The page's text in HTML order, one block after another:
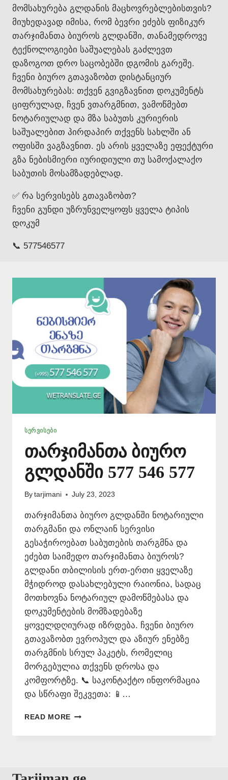
მომსახურება გლდანის მაცხოვრებლებისთვის?
მიუხედავად იმისა, რომ ბევრი ეძებს ფიზიკურ
თარჯიმანთა ბიუროს გლდანში, თანამედროვე
ტექნოლოგიები საშუალებას გაძლევთ
დაზოგოთ დრო საცობებში დგომის გარეშე.
ჩვენი ბიურო გთავაზობთ დისტანციურ
მომსახურებას: თქვენ გვიგზავნით დოკუმენტს
ციფრულად, ჩვენ ვთარგმნით, ვამოწმებთ
ნოტარიულად და მზა საბუთს კურიერის
საშუალებით პირდაპირ თქვენს სახლში ან
ოფისში ვაგზავნით. ეს არის ყველაზე ეფექტური
გზა ნებისმიერი იურიდიული თუ სამოქალაქო
საბუთის მოსამზადებლად.
✅ რა სერვისებს გთავაზობთ?
ჩვენი გუნდი უზრუნველყოფს ყველა ტიპის
დოკუმ
📞 577546577
ᲡᲔᲠᲕᲘᲡᲔᲑᲘ
თარჯიმანთა ბიურო
გლდანში 577 546 577
By tarjimani July 23, 2023
თარჯიმანთა ბიურო გლდანში ნოტარიული
თარგმანი და ონლაინ სერვისი
გესაჭიროებათ საბუთების თარგმნა და
ეძებთ საიმედო თარჯიმანთა ბიუროს?
გლდანი თბილისის ერთ-ერთი ყველაზე
მჭიდროდ დასახლებული რაიონია, სადაც
მოთხოვნა ნოტარიულ დამოწმებასა და
დოკუმენტების მომზადებაზე
ყოველდღიურად იზრდება. ჩვენი ბიურო
გთავაზობთ ევროპულ და აზიურ ენებზე
თარგმნის სრულ პაკეტს, რომელიც
მორგებულია თქვენს დროსა და
კომფორტზე. 📞 საკონტაქტო ინფორმაცია
და სწრაფი შეკვეთა: 📱…
READ MORE ᲗᲐᲠᲯᲘᲛᲐᲜᲗᲐ
ᲒᲚᲓᲐᲜᲨᲘ